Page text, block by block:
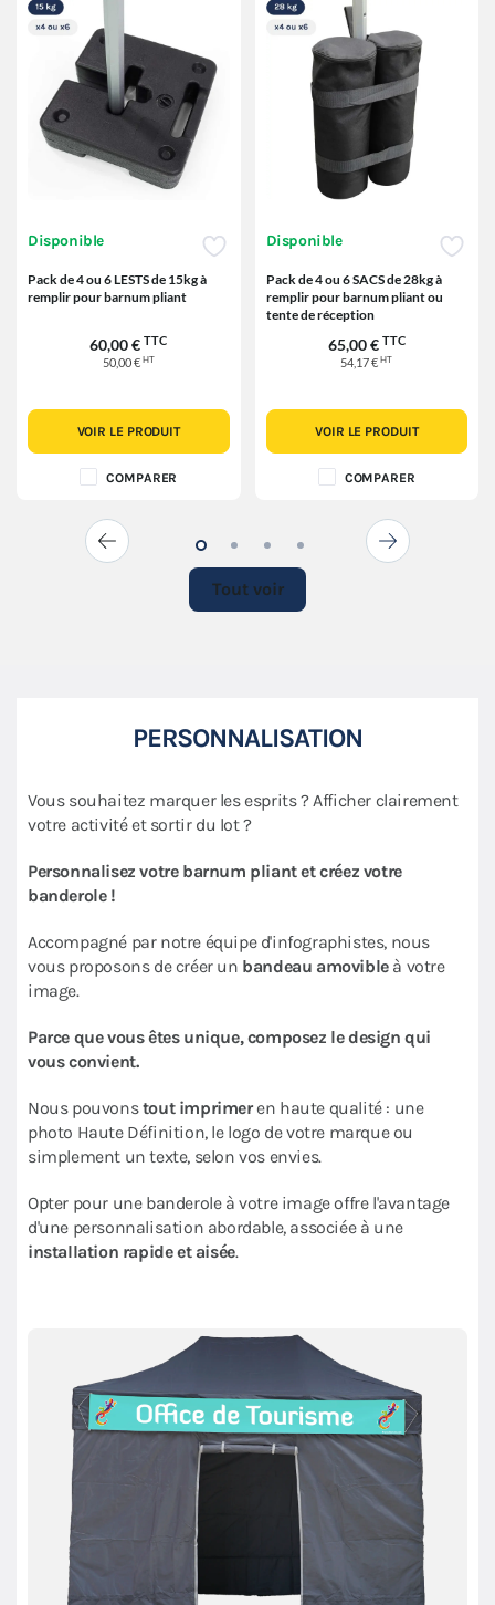
Disponible
Pack de 4 ou 6 LESTS de 15kg à
remplir pour barnum pliant
60,00 € TTC
50,00 € HT
VOIR LE PRODUIT
COMPARER
Disponible
Pack de 4 ou 6 SACS de 28kg à
remplir pour barnum pliant ou
tente de réception
65,00 € TTC
54,17 €HT
VOIR LE PRODUIT
COMPARER
Tout voir
PERSONNALISATION
Vous souhaitez marquer les esprits ? Afficher clairement
votre activité et sortir du lot ?
Personnalisez votre barnum pliant et créez votre
banderole !
Accompagné par notre équipe d'infographistes, nous
vous proposons de créer un bandeau amovibleà votre
image.
Parce que vous êtes unique, composez le design qui
vous convient.
Nous pouvonstout imprimeren haute qualité : une
photo Haute Définition, le logo de votre marque ou
simplement un texte, selon vos envies.
Opter pour une banderole à votre image offre l'avantage
d'une personnalisation abordable, associée à une
installation rapide et aisée.